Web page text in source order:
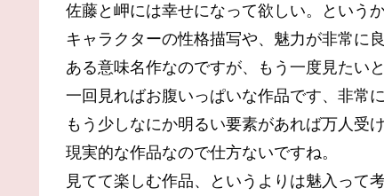
佐藤と岬には幸せになって欲しい。という
キャラクターの性格描写や、魅力が非常に
ある意味名作なのですが、もう一度見たい
一回見ればお腹いっぱいな作品です、非常
もう少しなにか明るい要素があれば万人受
現実的な作品なので仕方ないですね。
見てて楽しむ作品、というよりは魅入って